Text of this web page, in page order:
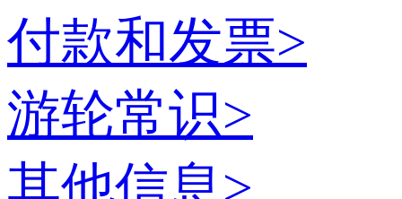
付款和发票>
游轮常识>
其他信息>